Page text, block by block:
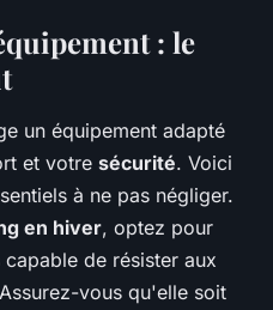
: le
un équipement adapté
et votre sécurité. Voici
à ne pas négliger.
en hiver, optez pour
de résister aux
vous qu'elle soit